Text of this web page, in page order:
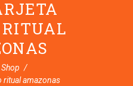
RITUAL
Shop
ritual amazonas